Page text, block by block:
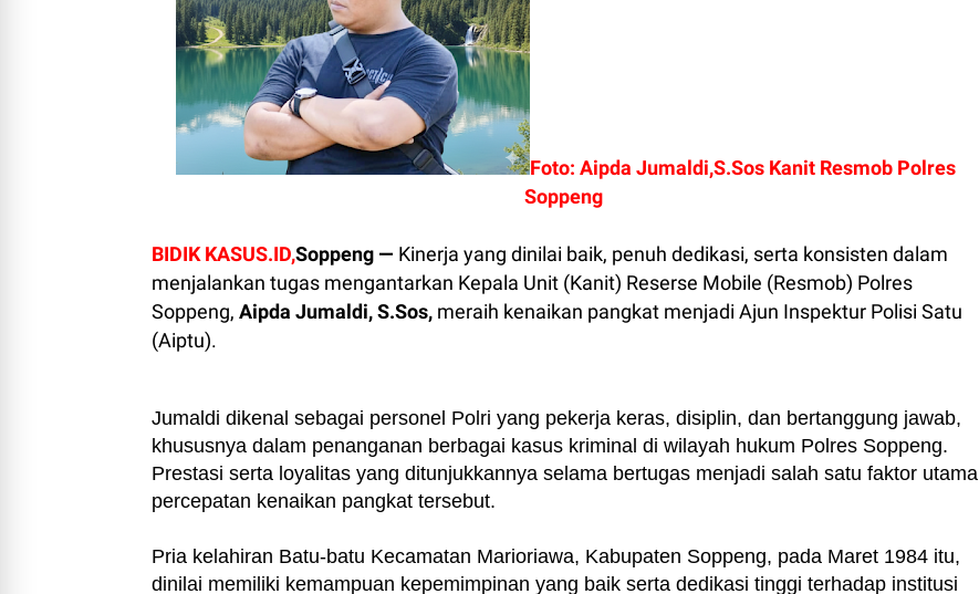
Foto: Aipda Jumaldi,S.Sos Kanit Resmob Polres
Soppeng
BIDIK KASUS.ID,Soppeng — Kinerja yang dinilai baik, penuh dedikasi, serta konsisten dalam
menjalankan tugas mengantarkan Kepala Unit (Kanit) Reserse Mobile (Resmob) Polres
Soppeng, Aipda Jumaldi, S.Sos, meraih kenaikan pangkat menjadi Ajun Inspektur Polisi Satu
(Aiptu).
Jumaldi dikenal sebagai personel Polri yang pekerja keras, disiplin, dan bertanggung jawab,
khususnya dalam penanganan berbagai kasus kriminal di wilayah hukum Polres Soppeng.
Prestasi serta loyalitas yang ditunjukkannya selama bertugas menjadi salah satu faktor utama
percepatan kenaikan pangkat tersebut.
Pria kelahiran Batu-batu Kecamatan Marioriawa, Kabupaten Soppeng, pada Maret 1984 itu,
dinilai memiliki kemampuan kepemimpinan yang baik serta dedikasi tinggi terhadap institusi